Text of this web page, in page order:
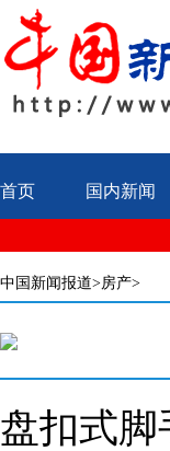
首页 国内新闻
中国新闻报道>房产>
盘扣式